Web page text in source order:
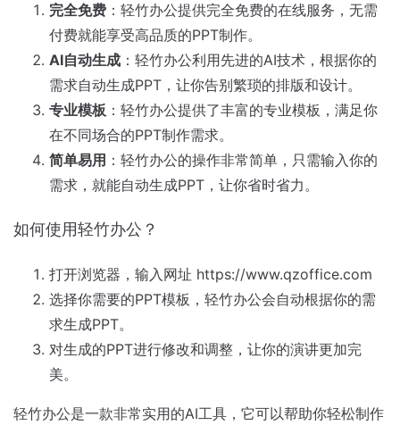
完全免费 ：轻竹办公提供完全免费的在线服务，无需
付费就能享受高品质的PPT制作。
AI自动生成 ：轻竹办公利用先进的AI技术，根据你的
需求自动生成PPT，让你告别繁琐的排版和设计。
专业模板 ：轻竹办公提供了丰富的专业模板，满足你
在不同场合的PPT制作需求。
简单易用 ：轻竹办公的操作非常简单，只需输入你的
需求，就能自动生成PPT，让你省时省力。
如何使用轻竹办公？
打开浏览器，输入网址 https://www.qzoffice.com
选择你需要的PPT模板，轻竹办公会自动根据你的需
求生成PPT。
对生成的PPT进行修改和调整，让你的演讲更加完
美。
轻竹办公是一款非常实用的AI工具，它可以帮助你轻松制作